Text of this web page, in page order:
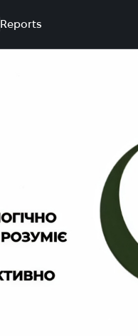
Reports